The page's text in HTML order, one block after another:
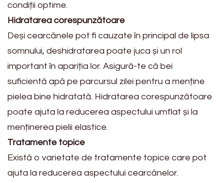
condiții optime.
Hidratarea corespunzătoare
Deși cearcănele pot fi cauzate în principal de lipsa
somnului, deshidratarea poate juca și un rol
important în apariția lor. Asigură-te că bei
suficientă apă pe parcursul zilei pentru a menține
pielea bine hidratată. Hidratarea corespunzătoare
poate ajuta la reducerea aspectului umflat și la
menținerea pielii elastice.
Tratamente topice
Există o varietate de tratamente topice care pot
ajuta la reducerea aspectului cearcănelor.